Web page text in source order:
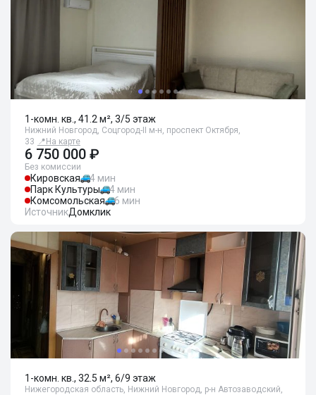
1-комн. кв., 41.2 м², 3/5 этаж
Нижний Новгород, Соцгород-II м-н, проспект Октября,
33 📍 На карте
6 750 000 ₽
Без комиссии
Кировская
4 мин
Парк Культуры
4 мин
Комсомольская
6 мин
ИсточникДомклик
1-комн. кв., 32.5 м², 6/9 этаж
Нижегородская область, Нижний Новгород, р-н Автозаводский,